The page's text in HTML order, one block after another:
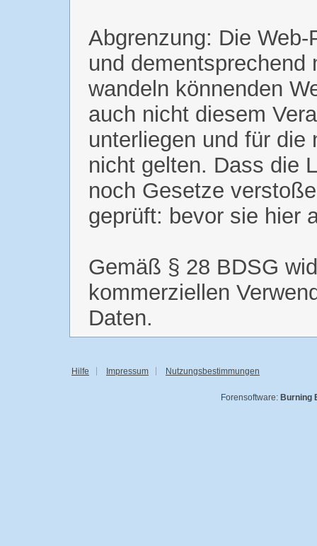
Abgrenzung: Die
und
wandeln könnenden
auch nicht diesem
unterliegen und für die
nicht gelten. Dass die
noch Gesetze
geprüft: bevor sie hier
Gemäß § 28 BDSG
kommerziellen
Daten.
Hilfe Impressum Nutzungsbestimmungen
Forensoftware: Burning